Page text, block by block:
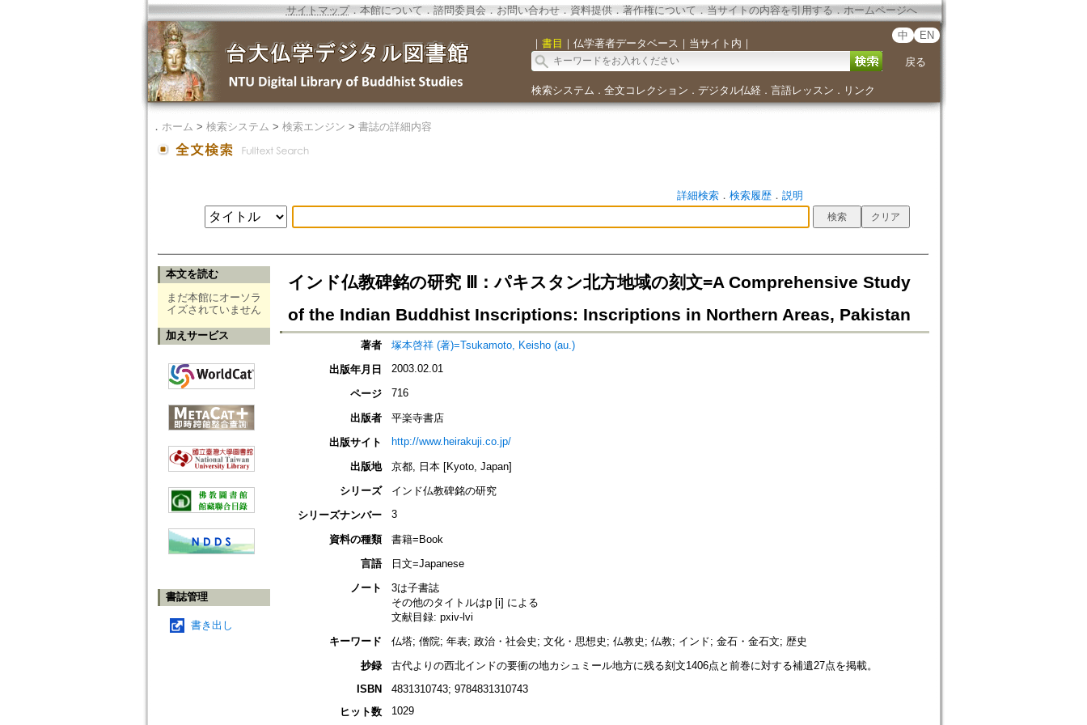
サイトマップ．本館について ． 諮問委員会． お問い合わせ． 資料提供． 著作権について．当サイトの内容を引用する ． ホームページへ
｜ 書目 ｜ 仏学著者データベース ｜ 当サイト内 ｜
中 EN
戻る
検索システム ． 全文コレクション ． デジタル仏経． 言語レッスン ． リンク
． ホーム > 検索システム > 検索エンジン > 書誌の詳細内容
詳細検索． 検索履歴． 説明
本文を読む
まだ本館にオーソラ
イズされていません
加えサービス
書誌管理
書き出し
インド仏教碑銘の研究 Ⅲ：パキスタン北方地域の刻文=A Comprehensive Study
of the Indian Buddhist Inscriptions: Inscriptions in Northern Areas, Pakistan
著者
塚本啓祥 (著)=Tsukamoto, Keisho (au.)
出版年月日
2003.02.01
ページ 716
出版者
平楽寺書店
出版サイト
http://www.heirakuji.co.jp/
出版地
京都, 日本 [Kyoto, Japan]
シリーズ
インド仏教碑銘の研究
シリーズナンバー
3
資料の種類
書籍=Book
言語
日文=Japanese
ノート
3は子書誌
その他のタイトルはp [i] による
文献目録: pxiv-lvi
キーワード
仏塔; 僧院; 年表; 政治・社会史; 文化・思想史; 仏教史; 仏教; インド; 金石・金石文; 歴史
抄録
古代よりの西北インドの要衝の地カシュミール地方に残る刻文1406点と前巻に対する補遺27点を掲載。
ISBN
4831310743; 9784831310743
ヒット数
1029